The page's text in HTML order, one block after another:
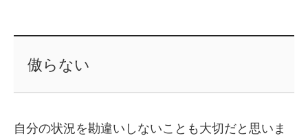
傲らない
自分の状況を勘違いしないことも大切だと思いま